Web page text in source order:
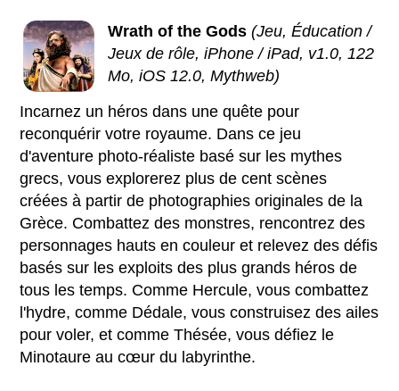
Wrath of the Gods (Jeu, Éducation /
Jeux de rôle, iPhone / iPad, v1.0, 122
Mo, iOS 12.0, Mythweb)
Incarnez un héros dans une quête pour
reconquérir votre royaume. Dans ce jeu
d'aventure photo-réaliste basé sur les mythes
grecs, vous explorerez plus de cent scènes
créées à partir de photographies originales de la
Grèce. Combattez des monstres, rencontrez des
personnages hauts en couleur et relevez des défis
basés sur les exploits des plus grands héros de
tous les temps. Comme Hercule, vous combattez
l'hydre, comme Dédale, vous construisez des ailes
pour voler, et comme Thésée, vous défiez le
Minotaure au cœur du labyrinthe.